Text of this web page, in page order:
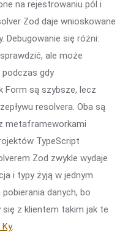
na rejestrowaniu pól i
Zod daje wnioskowane
Debugowanie się różni:
ale może
podczas gdy
Form są szybsze, lecz
resolvera. Oba są
metaframeworkami
TypeScript
Zod zwykle wydaje
i typy żyją w jednym
danych, bo
z klientem takim jak te
.